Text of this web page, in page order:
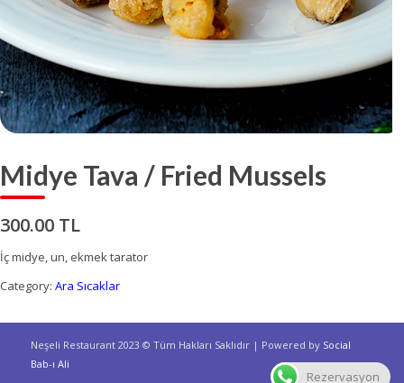
Midye Tava / Fried Mussels
300.00 TL
İç midye, un, ekmek tarator
Category: Ara Sıcaklar
Neşeli Restaurant 2023 © Tüm Hakları Saklıdır | Powered by Social
Bab-ı Ali
Rezervasyon